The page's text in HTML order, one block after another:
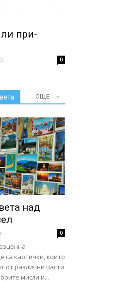
при-
0
ОЩЕ
над
0
са картички, които
от различни части
мисли и...